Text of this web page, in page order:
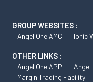
GROUP WEBSITES :
Angel One AMC Ionic
OTHER LINKS :
Angel One APP Angel
Margin Trading Facility